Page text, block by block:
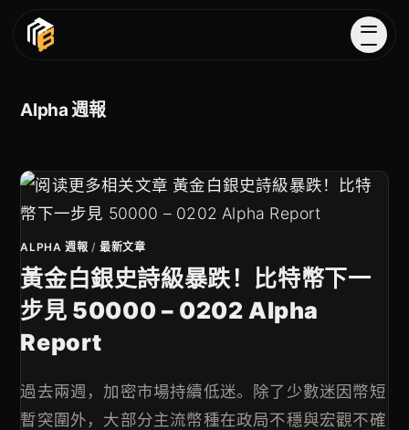
Alpha 週報
ALPHA 週報 /最新文章
黃金白銀史詩級暴跌！比特幣下一
步見 50000 – 0202 Alpha
Report
過去兩週，加密市場持續低迷。除了少數迷因幣短
暫突圍外，大部分主流幣種在政局不穩與宏觀不確